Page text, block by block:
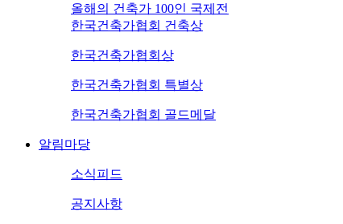
올해의 건축가 100인 국제전
한국건축가협회 건축상
한국건축가협회상
한국건축가협회 특별상
한국건축가협회 골드메달
알림마당
소식피드
공지사항